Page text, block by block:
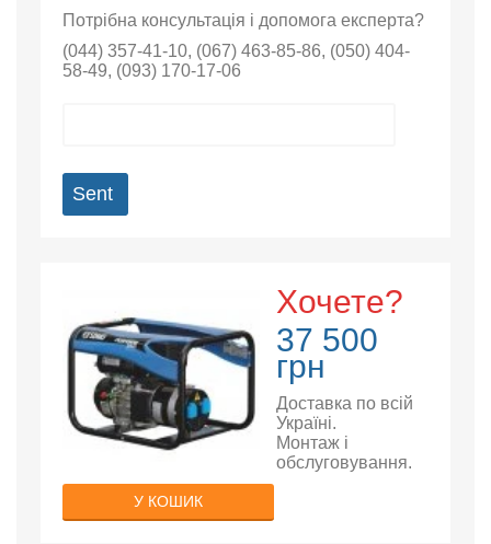
Потрібна консультація і допомога експерта?
(044) 357-41-10, (067) 463-85-86, (050) 404-
58-49, (093) 170-17-06
Sent
Хочете?
37 500
грн
Доставка по всій
Україні.
Монтаж і
обслуговування.
У КОШИК